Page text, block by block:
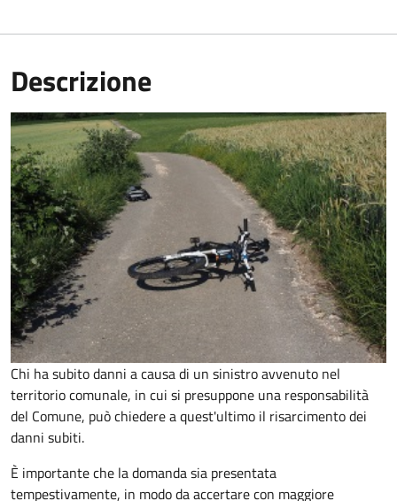
Descrizione
Chi ha subito danni a causa di un sinistro avvenuto nel
territorio comunale, in cui si presuppone una responsabilità
del Comune, può chiedere a quest'ultimo il risarcimento dei
danni subiti.
È importante che la domanda sia presentata
tempestivamente, in modo da accertare con maggiore